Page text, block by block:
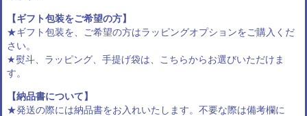
【ギフト包装をご希望の方】
★ギフト包装を、ご希望の方はラッピングオプションをご購入くだ
さい。
★熨斗、ラッピング、手提げ袋は、 こちらからお選びいただけま
す。
【納品書について】
★発送の際には納品書をお入れいたします。不要な際は備考欄に